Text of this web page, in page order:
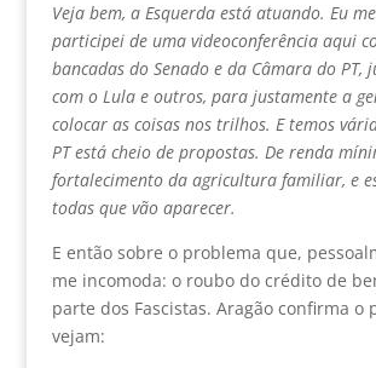
Veja bem, a Esquerda está atuando. Eu
participei de uma videoconferência aqui
bancadas do Senado e da Câmara do PT,
com o Lula e outros, para justamente a
colocar as coisas nos trilhos. E temos
PT está cheio de propostas. De renda
fortalecimento da agricultura familiar, e
todas que vão aparecer.
E então sobre o problema que,
me incomoda: o roubo do crédito de
parte dos Fascistas. Aragão confirma o
vejam: